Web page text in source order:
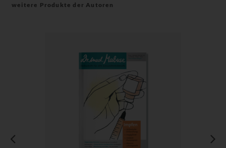
weitere Produkte der Autoren